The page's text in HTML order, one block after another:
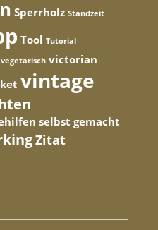
Sperrholz Standzeit
Tool Tutorial
vegetarisch victorian
vintage
selbst gemacht
Zitat